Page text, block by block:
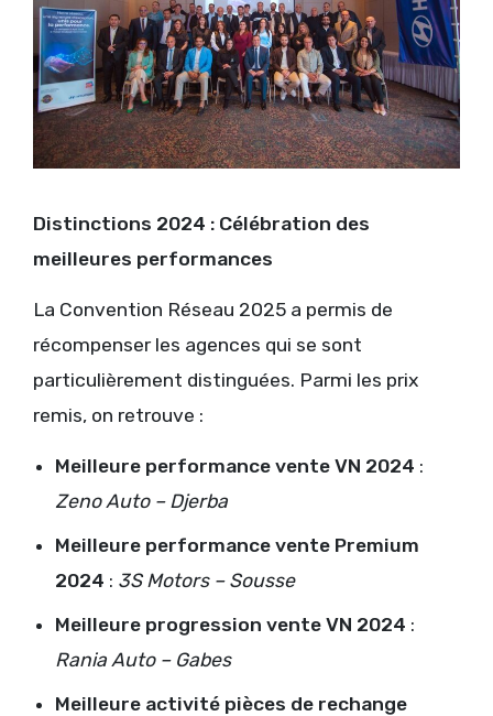
Distinctions 2024 : Célébration des
meilleures performances
La Convention Réseau 2025 a permis de
récompenser les agences qui se sont
particulièrement distinguées. Parmi les prix
remis, on retrouve :
Meilleure performance vente VN 2024 :
Zeno Auto – Djerba
Meilleure performance vente Premium
2024 : 3S Motors – Sousse
Meilleure progression vente VN 2024 :
Rania Auto – Gabes
Meilleure activité pièces de rechange